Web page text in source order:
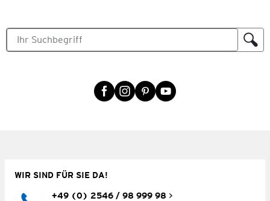
WIR SIND FÜR SIE DA!
+49 (0) 2546 / 98 999 98